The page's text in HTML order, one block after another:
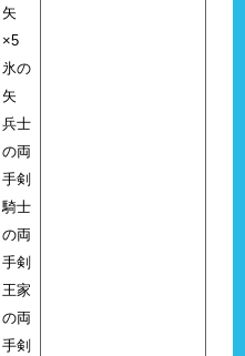
矢
×5
氷の
矢
兵士
の両
手剣
騎士
の両
手剣
王家
の両
手剣